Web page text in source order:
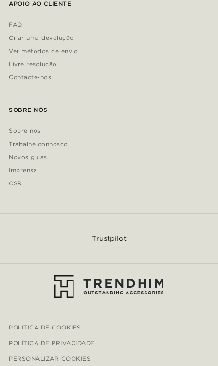
APOIO AO CLIENTE
FAQ
Criar uma devolução
Ver métodos de envio
Livre resolução
Contacte-nos
SOBRE NÓS
Sobre nós
Trabalhe connosco
Novos guias
Imprensa
CSR
Trustpilot
POLITICA DE COOKIES
POLÍTICA DE PRIVACIDADE
PERSONALIZAR COOKIES